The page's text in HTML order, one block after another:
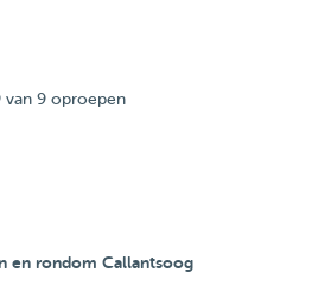
van 9 oproepen
en rondom Callantsoog